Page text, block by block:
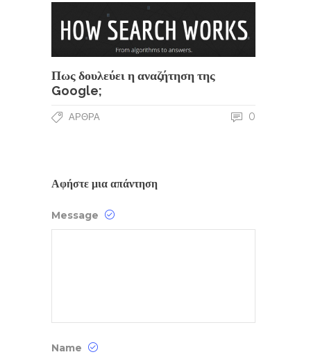
Πως δουλεύει η αναζήτηση της
Google;
ΆΡΘΡΑ 0
Αφήστε μια απάντηση
Message
Name